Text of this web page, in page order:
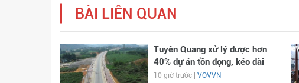
BÀI LIÊN QUAN
Tuyên Quang xử lý được hơn
40% dự án tồn đọng, kéo dài
10 giờ trước | VOVVN